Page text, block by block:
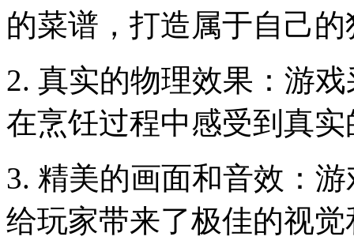
的菜谱，打造属于自己
2. 真实的物理效果：游
在烹饪过程中感受到真
3. 精美的画面和音效：
给玩家带来了极佳的视